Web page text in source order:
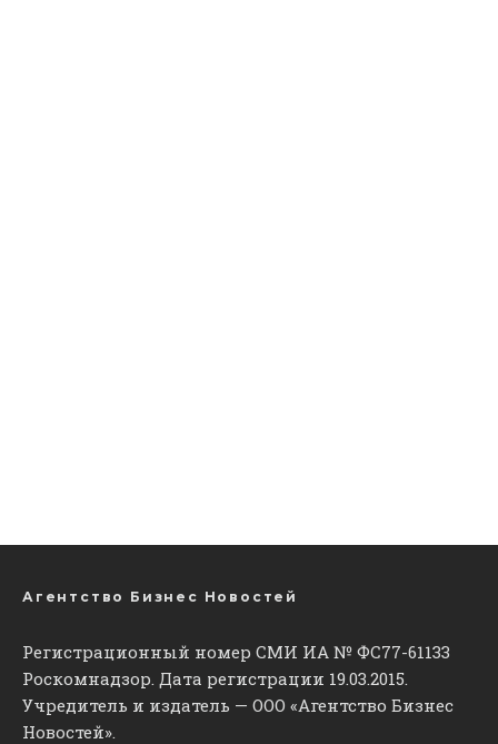
Агентство Бизнес Новостей
Регистрационный номер СМИ ИА № ФС77-61133
Роскомнадзор. Дата регистрации 19.03.2015.
Учредитель и издатель — ООО «Агентство Бизнес
Новостей».